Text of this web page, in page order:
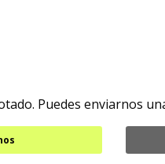
Puedes enviarnos